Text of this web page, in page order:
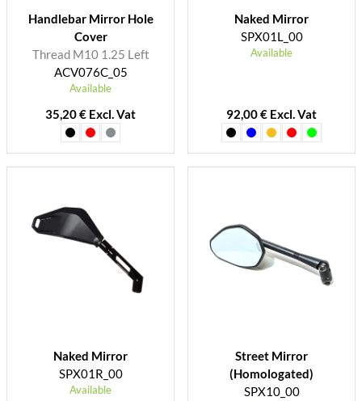
Handlebar Mirror Hole
Cover
Thread M10 1.25 Left
ACV076C_05
Available
35,20 € Excl. Vat
Naked Mirror
SPX01L_00
Available
92,00 € Excl. Vat
Naked Mirror
SPX01R_00
Available
Street Mirror
(Homologated)
SPX10_00